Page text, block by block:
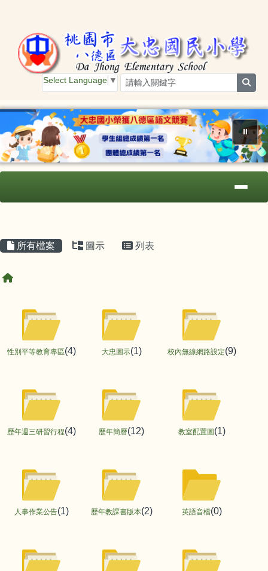
Select Language ▼
⏸
所有檔案 圖示 列表
回首頁
Files List
性別平等教育專區(4) 大忠圖示(1) 校內無線網路設定(9)
歷年週三研習行程(4) 歷年簡曆(12) 教室配置圖 (1)
人事作業公告(1) 歷年教課書版本(2) 英語音檔(0)